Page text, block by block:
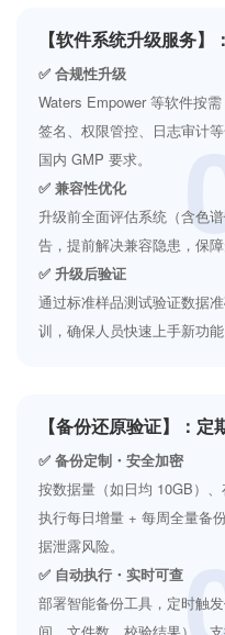
【软件系统升级服务
✅ 合规性升级
Waters Empower 等软件按
签名、权限管控、日志审计
国内 GMP 要求。
✅ 兼容性优化
升级前全面评估系统（含色
告，提前解决兼容隐患，保障
✅ 升级后验证
通过标准样品测试验证数据
训，确保人员快速上手新功能
【备份还原验证】：
✅ 备份定制・安全加密
按数据量（如日均 10GB）
执行每日增量 + 每周全量备
据泄露风险。
✅ 自动执行・实时可查
部署智能备份工具，定时触